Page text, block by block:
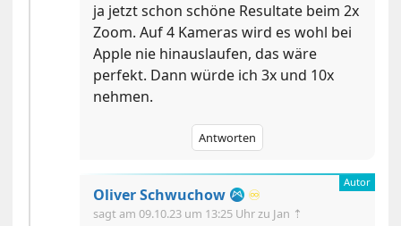
ja jetzt schon schöne Resultate beim 2x
Zoom. Auf 4 Kameras wird es wohl bei
Apple nie hinauslaufen, das wäre
perfekt. Dann würde ich 3x und 10x
nehmen.
Antworten
Oliver Schwuchow ♾️
sagt am09.10.23 um 13:25 Uhr zu Jan ⇡